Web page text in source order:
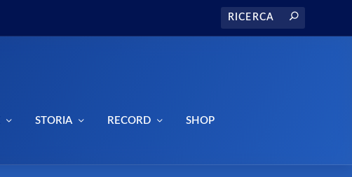
STORIA RECORD SHOP